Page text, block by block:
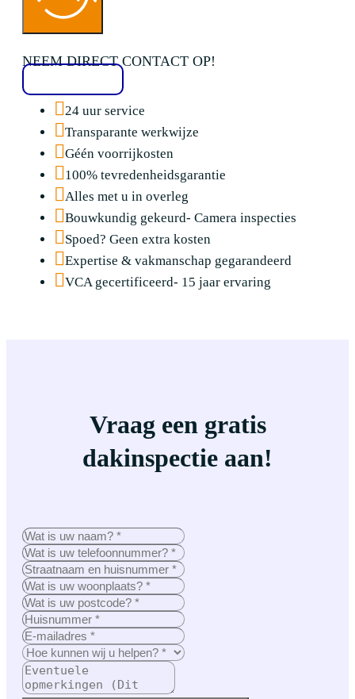
NEEM DIRECT CONTACT OP!
24 uur service
Transparante werkwijze
Géén voorrijkosten
100% tevredenheidsgarantie
Alles met u in overleg
Bouwkundig gekeurd- Camera inspecties
Spoed? Geen extra kosten
Expertise & vakmanschap gegarandeerd
VCA gecertificeerd- 15 jaar ervaring
Vraag een gratis
dakinspectie aan!